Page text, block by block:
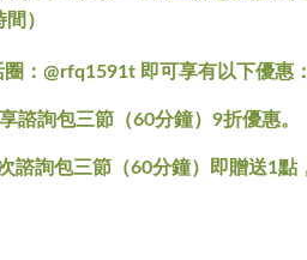
）
：@rfq1591t 即可享有以下優惠：
諮詢包三節（60分鐘）9折優惠。
詢包三節（60分鐘）即贈送1點